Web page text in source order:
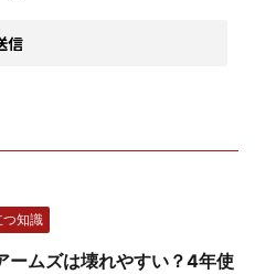
つ知識
ームズは壊れやすい？4年使